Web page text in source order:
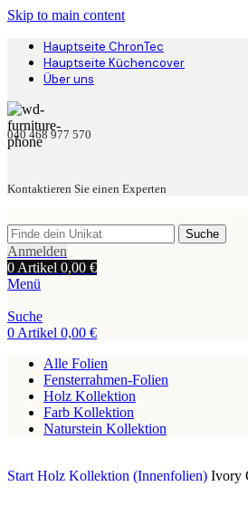
Skip to main content
Hauptseite ChronTec
Hauptseite Küchencover
Über uns
040 468 977 570
Kontaktieren Sie einen Experten
Suche
Anmelden
0 Artikel 0,00 €
Menü
Suche
0 Artikel 0,00 €
Alle Folien
Fensterrahmen-Folien
Holz Kollektion
Farb Kollektion
Naturstein Kollektion
Start Holz Kollektion (Innenfolien) Ivory